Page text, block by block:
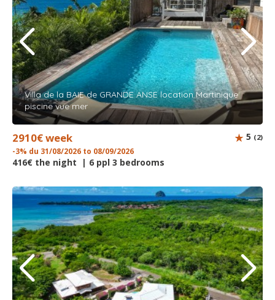
Villa de la BAIE de GRANDE ANSE location Martinique
piscine vue mer
2910€ week
-3% du 31/08/2026 to 08/09/2026
416€ the night | 6 ppl 3 bedrooms
5 (2)